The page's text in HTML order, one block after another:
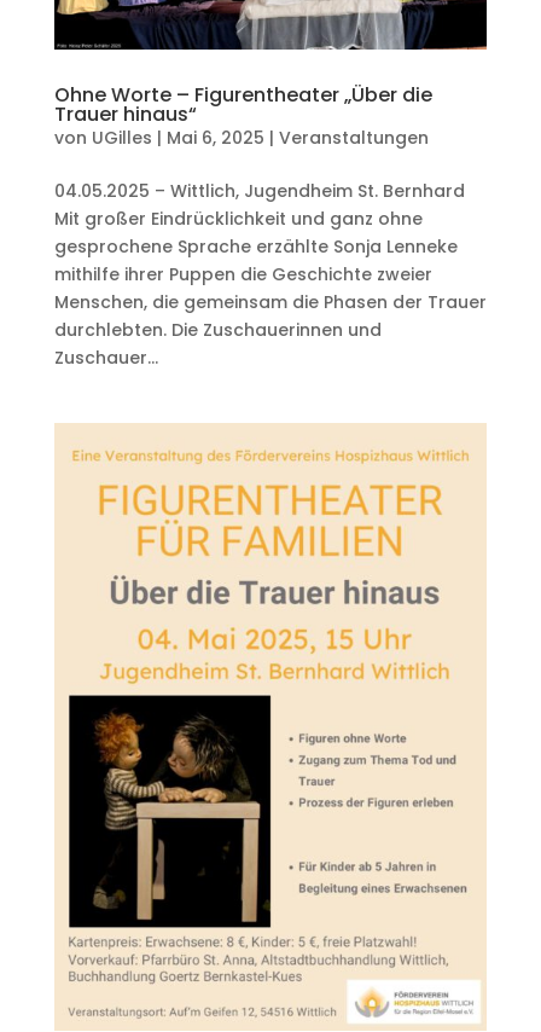
Ohne Worte – Figurentheater „Über die
Trauer hinaus“
von UGilles | Mai 6, 2025 | Veranstaltungen
04.05.2025 – Wittlich, Jugendheim St. Bernhard
Mit großer Eindrücklichkeit und ganz ohne
gesprochene Sprache erzählte Sonja Lenneke
mithilfe ihrer Puppen die Geschichte zweier
Menschen, die gemeinsam die Phasen der Trauer
durchlebten. Die Zuschauerinnen und
Zuschauer...